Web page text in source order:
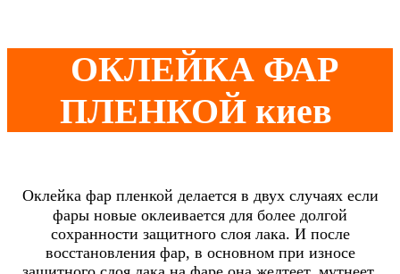
ОКЛЕЙКА ФАР
ПЛЕНКОЙ киев
Оклейка фар пленкой делается в двух случаях если
фары новые оклеивается для более долгой
сохранности защитного слоя лака. И после
восстановления фар, в основном при износе